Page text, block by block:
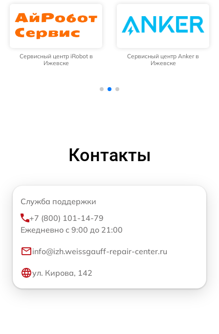
Сервисный центр iRobot в
Ижевске
Сервисный центр Anker в
Ижевске
Контакты
Служба поддержки
+7 (800) 101-14-79
Ежедневно с 9:00 до 21:00
info@izh.weissgauff-repair-center.ru
ул. Кирова, 142